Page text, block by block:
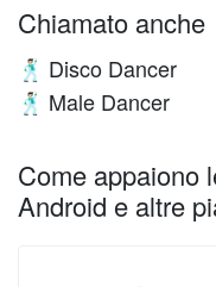
Chiamato anche
🕺🏻 Disco Dancer
🕺🏻 Male Dancer
Come appaiono
Android e altre